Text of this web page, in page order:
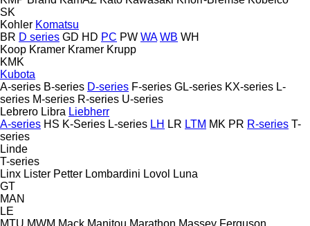
SK
Kohler Komatsu
BR D series GD HD PC PW WA WB WH
Koop Kramer Kramer Krupp
KMK
Kubota
A-series B-series D-series F-series GL-series KX-series L-
series M-series R-series U-series
Lebrero Libra Liebherr
A-series HS K-Series L-series LH LR LTM MK PR R-series T-
series
Linde
T-series
Linx Lister Petter Lombardini Lovol
Luna
GT
MAN
LE
MTU MWM Mack Manitou Marathon Massey Ferguson